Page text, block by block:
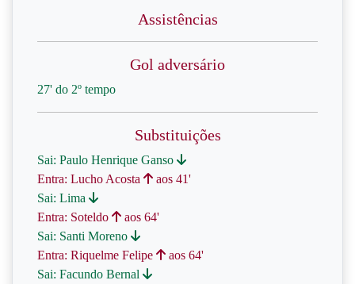
Assistências
Gol adversário
27' do 2º tempo
Substituições
Sai: Paulo Henrique Ganso
Entra: Lucho Acosta
aos 41'
Sai: Lima
Entra: Soteldo
aos 64'
Sai: Santi Moreno
Entra: Riquelme Felipe
aos 64'
Sai: Facundo Bernal